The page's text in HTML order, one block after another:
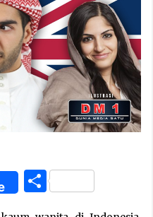
Share